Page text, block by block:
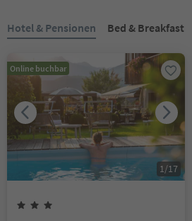
Hotel & Pensionen Bed & Breakfast
Online buchbar
1 /17